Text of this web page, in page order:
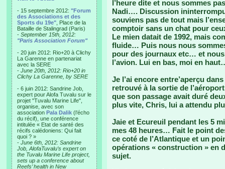
- 15 septembre 2012: "Forum
des Associations et des
Sports du 19e" , Place de la
Bataille de Stalingrad (Paris)
- September 15th, 2012:
"Paris Association Forum"
- 20 juin 2012: Rio+20 à Clichy
La Garenne en partenariat
avec la SERE
- June 20th, 2012: Rio+20 in
Clichy La Garenne, by SERE
- 6 juin 2012: Sandrine Job,
expert pour Alofa Tuvalu sur le
projet "Tuvalu Marine Life",
organise, avec son
association Pala Dalik (l’écho
du récif), une conférence
intitulée « Etat de santé des
récifs calédoniens: Qui fait
quoi ? »
- June 6th, 2012: Sandrine
Job, AlofaTuvalu’s expert on
the Tuvalu Marine Life project,
sets up a conference about
Reefs’ health in New
l’heure dite et nous sommes
Nadi…. Discussion
souviens pas de tout mais
comptoir sans un chat pour
Le mien datait de 1992, mais
fluide… Puis nous nous
pour des journaux etc… et
l’avion. Lui en bas, moi en
Je l’ai encore entre’aperçu
retrouvé à la sortie de
que son passage avait duré
plus vite, Chris, lui a attendu
Jaie et Ecureuil pendant les 5
mes 48 heures… Fait le point
ce coté de l’Atlantique et un
opérations « construction » en
sujet.